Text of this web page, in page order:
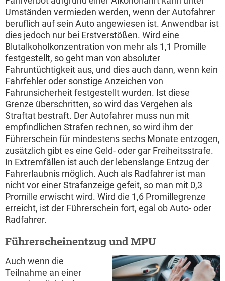
Umständen vermieden werden, wenn der Autofahrer
beruflich auf sein Auto angewiesen ist. Anwendbar ist
dies jedoch nur bei Erstverstößen. Wird eine
Blutalkoholkonzentration von mehr als 1,1 Promille
festgestellt, so geht man von absoluter
Fahruntüchtigkeit aus, und dies auch dann, wenn kein
Fahrfehler oder sonstige Anzeichen von
Fahrunsicherheit festgestellt wurden. Ist diese
Grenze überschritten, so wird das Vergehen als
Straftat bestraft. Der Autofahrer muss nun mit
empfindlichen Strafen rechnen, so wird ihm der
Führerschein für mindestens sechs Monate entzogen,
zusätzlich gibt es eine Geld- oder gar Freiheitsstrafe.
In Extremfällen ist auch der lebenslange Entzug der
Fahrerlaubnis möglich. Auch als Radfahrer ist man
nicht vor einer Strafanzeige gefeit, so man mit 0,3
Promille erwischt wird. Wird die 1,6 Promillegrenze
erreicht, ist der Führerschein fort, egal ob Auto- oder
Radfahrer.
Führerscheinentzug und MPU
Auch wenn die
Teilnahme an einer